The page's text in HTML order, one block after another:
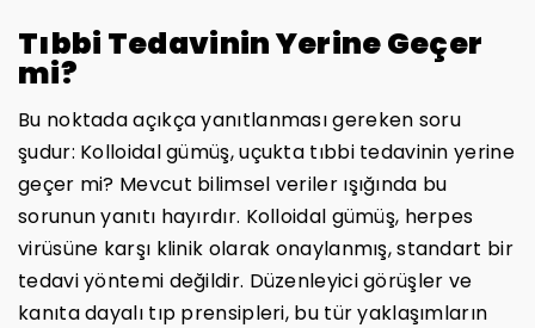
Tıbbi Tedavinin Yerine Geçer
mi?
Bu noktada açıkça yanıtlanması gereken soru
şudur: Kolloidal gümüş, uçukta tıbbi tedavinin yerine
geçer mi? Mevcut bilimsel veriler ışığında bu
sorunun yanıtı hayırdır. Kolloidal gümüş, herpes
virüsüne karşı klinik olarak onaylanmış, standart bir
tedavi yöntemi değildir. Düzenleyici görüşler ve
kanıta dayalı tıp prensipleri, bu tür yaklaşımların